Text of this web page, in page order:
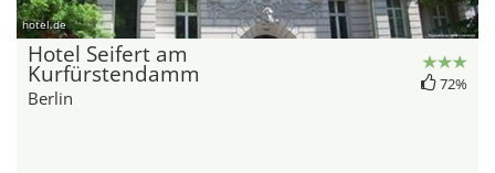
hotel.de
Hotel Seifert am
Kurfürstendamm
Berlin
72%